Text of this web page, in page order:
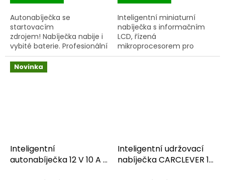
Autonabíječka se
startovacím
zdrojem! Nabíječka nabije i
vybité baterie. Profesionální
nabíječka řízená
mikroprocesorem pro
olověné...
Inteligentní miniaturní
nabíječka s informačním
LCD, řízená
mikroprocesorem pro
olověné akumulátory a
Novinka
Inteligentní
autonabíječka 12 V 10 A /
Inteligentní udržovací
nabíječka CARCLEVER 12